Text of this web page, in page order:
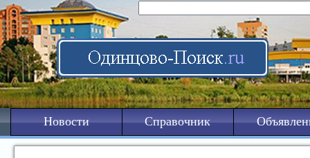
Новости Справочник